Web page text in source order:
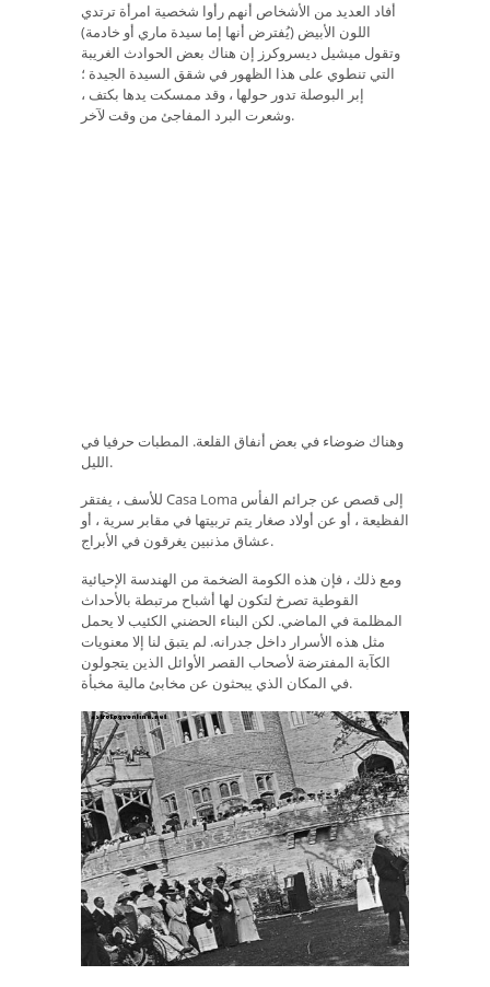
أفاد العديد من الأشخاص أنهم رأوا شخصية امرأة ترتدي
اللون الأبيض (يُفترض أنها إما سيدة ماري أو خادمة)
وتقول ميشيل ديسروكرز إن هناك بعض الحوادث الغريبة
التي تنطوي على هذا الظهور في شقق السيدة الجيدة ؛
إبر البوصلة تدور حولها ، وقد ممسكت يدها بكتف ،
وشعرت البرد المفاجئ من وقت لآخر.
وهناك ضوضاء في بعض أنفاق القلعة. المطبات حرفيا في
الليل.
للأسف ، يفتقر Casa Loma إلى قصص عن جرائم الفأس
الفظيعة ، أو عن أولاد صغار يتم تربيتها في مقابر سرية ، أو
عشاق مذنبين يغرقون في الأبراج.
ومع ذلك ، فإن هذه الكومة الضخمة من الهندسة الإحيائية
القوطية تصرخ لتكون لها أشباح مرتبطة بالأحداث
المظلمة في الماضي. لكن البناء الحضني الكئيب لا يحمل
مثل هذه الأسرار داخل جدرانه. لم يتبق لنا إلا معنويات
الكآبة المفترضة لأصحاب القصر الأوائل الذين يتجولون
في المكان الذي يبحثون عن مخابئ مالية مخبأة.